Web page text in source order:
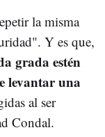
la misma
Y es que,
grada estén
levantar una
al ser
Condal.